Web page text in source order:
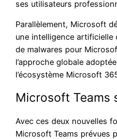
ses utilisateurs
Parallèlement, Microsoft
une intelligence artificielle
de malwares pour
l’approche globale
l’écosystème Microsoft
Microsoft Teams
Avec ces deux nouvelles
Microsoft Teams prévues